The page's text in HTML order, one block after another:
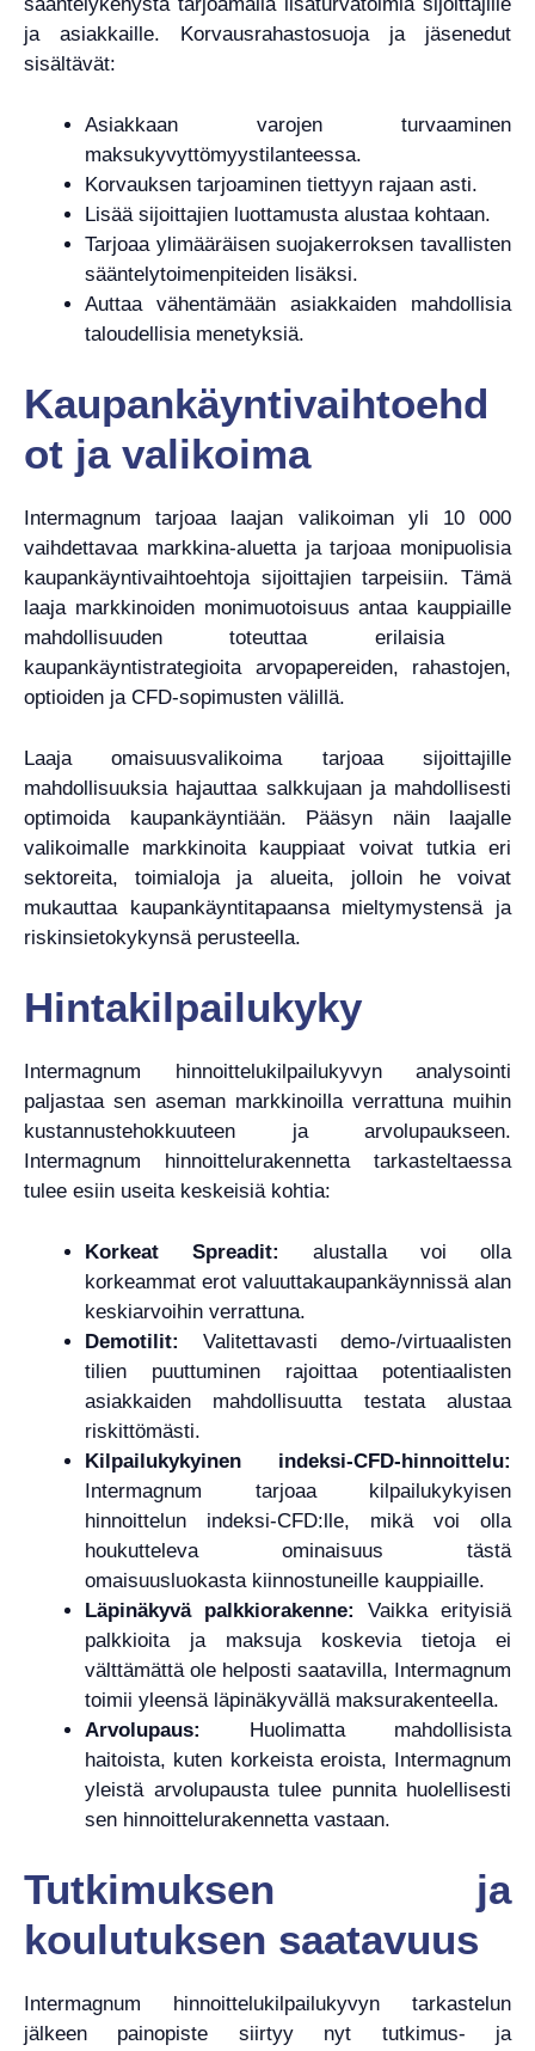
ja asiakkaille. Korvausrahastosuoja ja jäsenedut
sisältävät:
Asiakkaan varojen turvaaminen
maksukyvyttömyystilanteessa.
Korvauksen tarjoaminen tiettyyn rajaan asti.
Lisää sijoittajien luottamusta alustaa kohtaan.
Tarjoaa ylimääräisen suojakerroksen tavallisten
sääntelytoimenpiteiden lisäksi.
Auttaa vähentämään asiakkaiden mahdollisia
taloudellisia menetyksiä.
Kaupankäyntivaihtoehd
ot ja valikoima
Intermagnum tarjoaa laajan valikoiman yli 10 000
vaihdettavaa markkina-aluetta ja tarjoaa monipuolisia
kaupankäyntivaihtoehtoja sijoittajien tarpeisiin. Tämä
laaja markkinoiden monimuotoisuus antaa kauppiaille
mahdollisuuden toteuttaa erilaisia ​​
kaupankäyntistrategioita arvopapereiden, rahastojen,
optioiden ja CFD-sopimusten välillä.
Laaja omaisuusvalikoima tarjoaa sijoittajille
mahdollisuuksia hajauttaa salkkujaan ja mahdollisesti
optimoida kaupankäyntiään. Pääsyn näin laajalle
valikoimalle markkinoita kauppiaat voivat tutkia eri
sektoreita, toimialoja ja alueita, jolloin he voivat
mukauttaa kaupankäyntitapaansa mieltymystensä ja
riskinsietokykynsä perusteella.
Hintakilpailukyky
Intermagnum hinnoittelukilpailukyvyn analysointi
paljastaa sen aseman markkinoilla verrattuna muihin
kustannustehokkuuteen ja arvolupaukseen.
Intermagnum hinnoittelurakennetta tarkasteltaessa
tulee esiin useita keskeisiä kohtia:
Korkeat Spreadit:
alustalla voi olla
korkeammat erot valuuttakaupankäynnissä alan
keskiarvoihin verrattuna.
Demotilit:
Valitettavasti demo-/virtuaalisten
tilien puuttuminen rajoittaa potentiaalisten
asiakkaiden mahdollisuutta testata alustaa
riskittömästi.
Kilpailukykyinen indeksi-CFD-hinnoittelu:
Intermagnum tarjoaa kilpailukykyisen
hinnoittelun indeksi-CFD:lle, mikä voi olla
houkutteleva ominaisuus tästä
omaisuusluokasta kiinnostuneille kauppiaille.
Läpinäkyvä palkkiorakenne:
Vaikka erityisiä
palkkioita ja maksuja koskevia tietoja ei
välttämättä ole helposti saatavilla, Intermagnum
toimii yleensä läpinäkyvällä maksurakenteella.
Arvolupaus:
Huolimatta mahdollisista
haitoista, kuten korkeista eroista, Intermagnum
yleistä arvolupausta tulee punnita huolellisesti
sen hinnoittelurakennetta vastaan.
Tutkimuksen ja
koulutuksen saatavuus
Intermagnum hinnoittelukilpailukyvyn tarkastelun
jälkeen painopiste siirtyy nyt tutkimus- ja